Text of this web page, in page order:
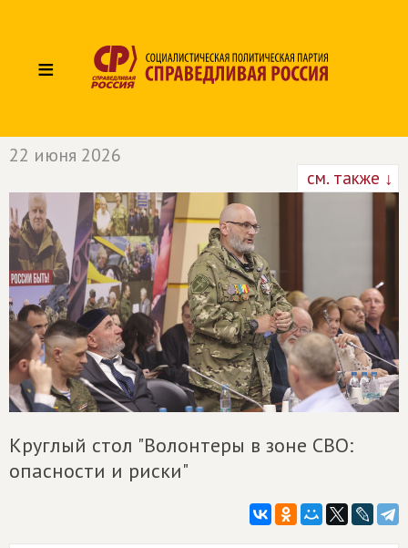
≡
22 июня 2026
см. также ↓
Круглый стол "Волонтеры в зоне СВО:
опасности и риски"